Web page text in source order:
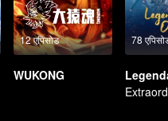
12 एपिसोड
WUKONG
78